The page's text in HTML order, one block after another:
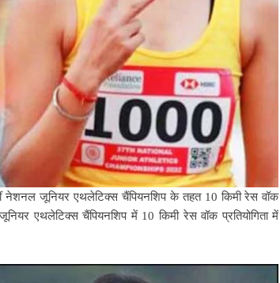
नेशनल जूनियर एथलेटिक्स चैंपियनशिप के तहत 10 किमी रेस वॉक
एथलेटिक्स चैंपियनशिप में 10 किमी रेस वॉक प्रतियोगिता में